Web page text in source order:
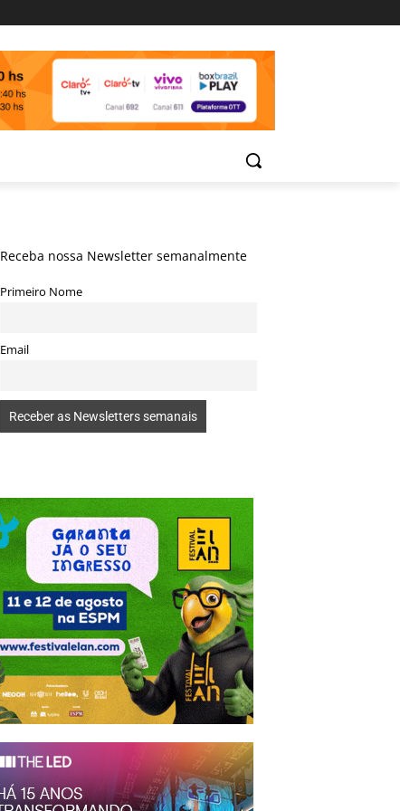
Receba nossa Newsletter semanalmente
Primeiro Nome
Email